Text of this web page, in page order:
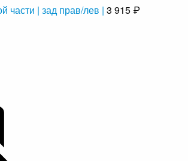
части | зад прав/лев | 3 915 ₽